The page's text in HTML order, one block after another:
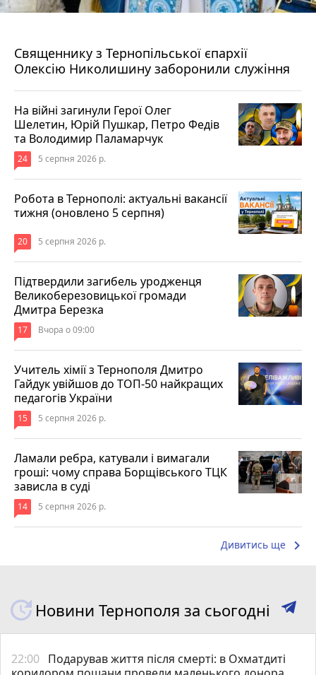
Священнику з Тернопільської єпархії
Олексію Николишину заборонили служіння
На війні загинули Герої Олег
Шелетин, Юрій Пушкар, Петро Федів
та Володимир Паламарчук
24 5 серпня 2026 р.
Робота в Тернополі: актуальні вакансії
тижня (оновлено 5 серпня)
20 5 серпня 2026 р.
Підтвердили загибель уродженця
Великоберезовицької громади
Дмитра Березка
17 Вчора о 09:00
Учитель хімії з Тернополя Дмитро
Гайдук увійшов до ТОП-50 найкращих
педагогів України
15 5 серпня 2026 р.
Ламали ребра, катували і вимагали
гроші: чому справа Борщівського ТЦК
зависла в суді
14 5 серпня 2026 р.
Дивитись ще keyboard_arrow_right
Новини Тернополя за сьогодні
22:00 Подарував життя після смерті: в Охматдиті